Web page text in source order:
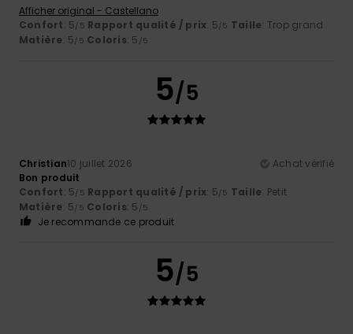
Afficher original - Castellano
Confort: 5/5 Rapport qualité / prix: 5/5 Taille: Trop grand
Matière: 5/5 Coloris: 5 /5
5/5
Christian10 juillet 2026
Achat vérifié
Bon produit
Confort: 5/5 Rapport qualité / prix: 5/5 Taille: Petit
Matière: 5/5 Coloris: 5 /5
Je recommande ce produit
5/5